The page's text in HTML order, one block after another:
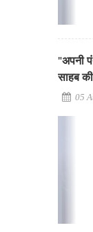
"अपनी
साहब
05